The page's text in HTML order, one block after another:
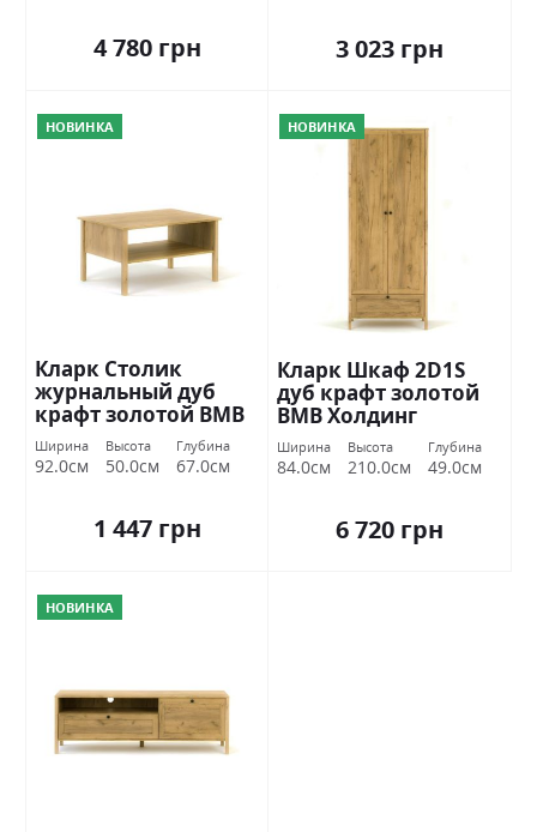
4 780 грн 3 023 грн
НОВИНКА
Кларк Столик
журнальный дуб
крафт золотой ВМВ
Холдинг
Ширина
92.0см
Высота
50.0см
Глубина
67.0см
1 447 грн
НОВИНКА
Кларк Шкаф 2D1S
дуб крафт золотой
ВМВ Холдинг
Ширина
84.0см
Высота
210.0см
Глубина
49.0см
6 720 грн
НОВИНКА